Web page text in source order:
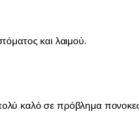
και λαιμού.
πολύ καλό σε πρόβλημα